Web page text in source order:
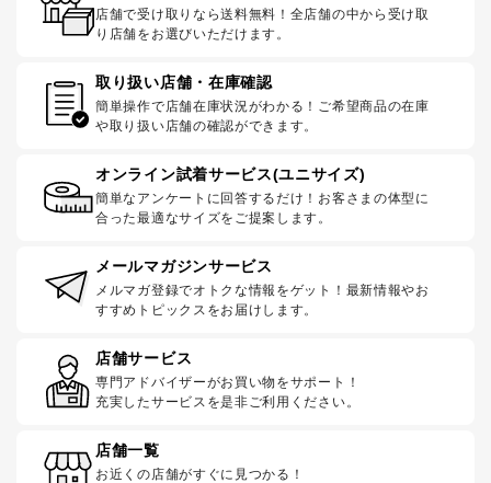
店舗で受け取りなら送料無料！全店舗の中から受け取
り店舗をお選びいただけます。
取り扱い店舗・在庫確認
簡単操作で店舗在庫状況がわかる！ご希望商品の在庫
や取り扱い店舗の確認ができます。
オンライン試着サービス(ユニサイズ)
簡単なアンケートに回答するだけ！お客さまの体型に
合った最適なサイズをご提案します。
メールマガジンサービス
メルマガ登録でオトクな情報をゲット！最新情報やお
すすめトピックスをお届けします。
店舗サービス
専門アドバイザーがお買い物をサポート！
充実したサービスを是非ご利用ください。
店舗一覧
お近くの店舗がすぐに見つかる！